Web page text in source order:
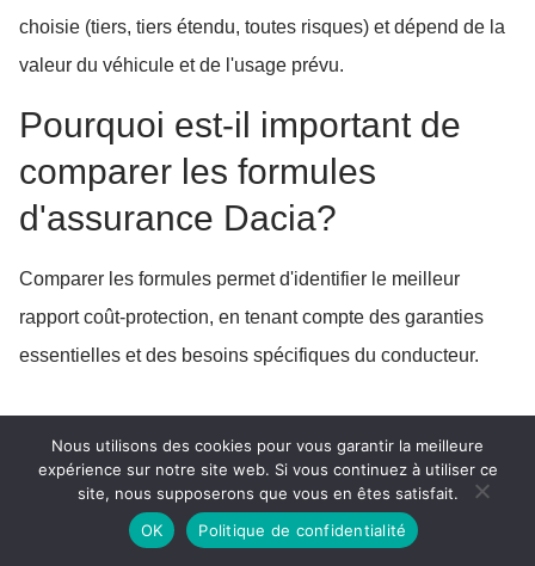
choisie (tiers, tiers étendu, toutes risques) et dépend de la
valeur du véhicule et de l'usage prévu.
Pourquoi est-il important de
comparer les formules
d'assurance Dacia?
Comparer les formules permet d'identifier le meilleur
rapport coût-protection, en tenant compte des garanties
essentielles et des besoins spécifiques du conducteur.
Nous utilisons des cookies pour vous garantir la meilleure
expérience sur notre site web. Si vous continuez à utiliser ce
site, nous supposerons que vous en êtes satisfait.
OK
Politique de confidentialité